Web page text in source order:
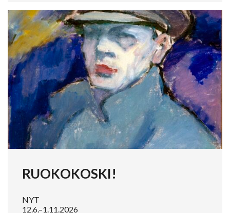
RUOKOKOSKI!
NYT
12.6.–1.11.2026